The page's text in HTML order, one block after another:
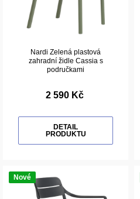
Nardi Zelená plastová
zahradní židle Cassia s
područkami
2 590 Kč
DETAIL
PRODUKTU
Nové